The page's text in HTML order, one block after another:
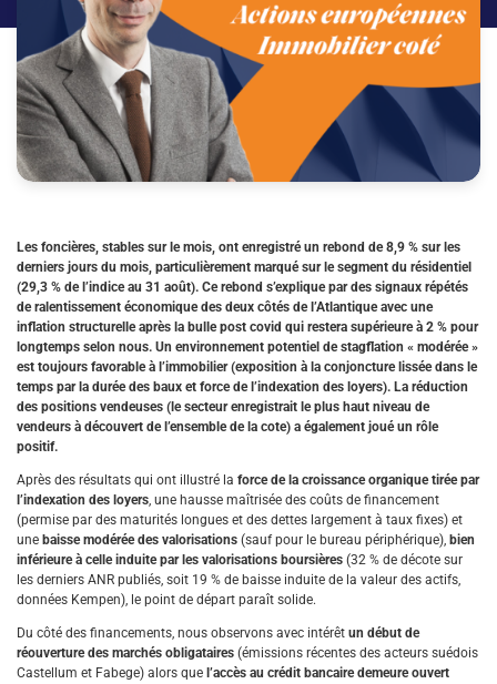
Les foncières, stables sur le mois, ont enregistré un rebond de 8,9 % sur les
derniers jours du mois, particulièrement marqué sur le segment du résidentiel
(29,3 % de l’indice au 31 août). Ce rebond s’explique par des signaux répétés
de ralentissement économique des deux côtés de l’Atlantique avec une
inflation structurelle après la bulle post covid qui restera supérieure à 2 % pour
longtemps selon nous. Un environnement potentiel de stagflation « modérée »
est toujours favorable à l’immobilier (exposition à la conjoncture lissée dans le
temps par la durée des baux et force de l’indexation des loyers). La réduction
des positions vendeuses (le secteur enregistrait le plus haut niveau de
vendeurs à découvert de l’ensemble de la cote) a également joué un rôle
positif.
Après des résultats qui ont illustré la force de la croissance organique tirée par
l’indexation des loyers, une hausse maîtrisée des coûts de financement
(permise par des maturités longues et des dettes largement à taux fixes) et
une baisse modérée des valorisations (sauf pour le bureau périphérique), bien
inférieure à celle induite par les valorisations boursières (32 % de décote sur
les derniers ANR publiés, soit 19 % de baisse induite de la valeur des actifs,
données Kempen), le point de départ paraît solide.
Du côté des financements, nous observons avec intérêt un début de
réouverture des marchés obligataires (émissions récentes des acteurs suédois
Castellum et Fabege) alors que l’accès au crédit bancaire demeure ouvert